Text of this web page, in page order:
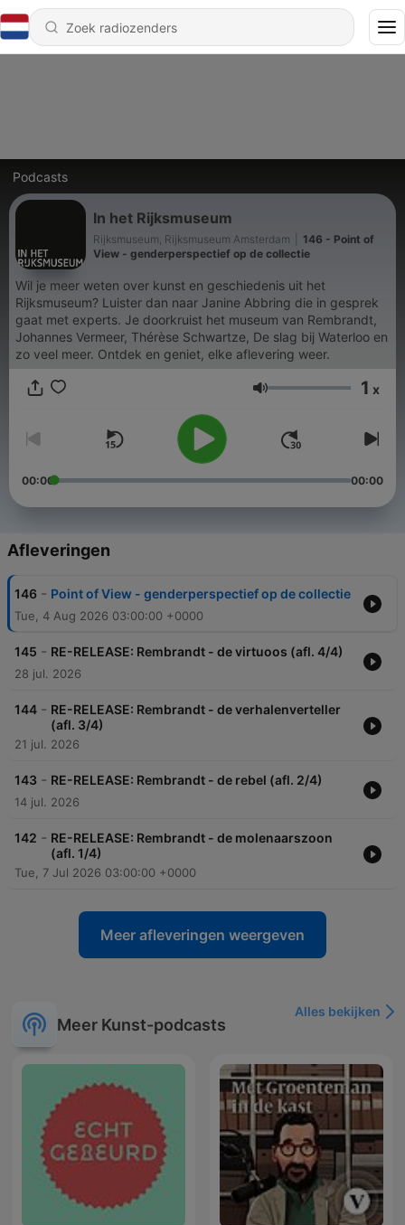
Podcasts
In het Rijksmuseum
Rijksmuseum, Rijksmuseum Amsterdam
146 - Point of
View - genderperspectief op de collectie
Wil je meer weten over kunst en geschiedenis uit het
Rijksmuseum? Luister dan naar Janine Abbring die in gesprek
gaat met experts. Je doorkruist het museum van Rembrandt,
Johannes Vermeer, Thérèse Schwartze, De slag bij Waterloo en
zo veel meer. Ontdek en geniet, elke aflevering weer.
Volume 1 x
00:00 00:00
Afleveringen
146 - Point of View - genderperspectief op de collectie
Tue, 4 Aug 2026 03:00:00 +0000
145 - RE-RELEASE: Rembrandt - de virtuoos (afl. 4/4)
28 jul. 2026
144 - RE-RELEASE: Rembrandt - de verhalenverteller
(afl. 3/4)
21 jul. 2026
143 - RE-RELEASE: Rembrandt - de rebel (afl. 2/4)
14 jul. 2026
142 - RE-RELEASE: Rembrandt - de molenaarszoon
(afl. 1/4)
Tue, 7 Jul 2026 03:00:00 +0000
Meer afleveringen weergeven
Meer Kunst-podcasts
Alles bekijken